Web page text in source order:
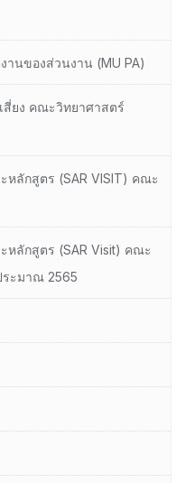
นของส่วนงาน (MU PA)
ยง คณะวิทยาศาสตร์
หลักสูตร (SAR VISIT) คณะ
หลักสูตร (SAR Visit) คณะ
ะมาณ 2565